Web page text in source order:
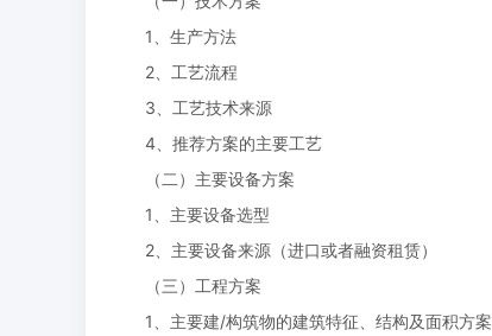
1、生产方法
2、工艺流程
3、工艺技术来源
4、推荐方案的主要工艺
（二）主要设备方案
1、主要设备选型
2、主要设备来源（进口或者融资租赁）
（三）工程方案
1、主要建/构筑物的建筑特征、结构及面积方案